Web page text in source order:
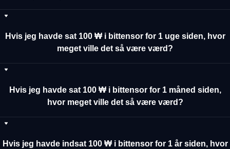
Hvis jeg havde sat 100 ₩ i bittensor for 1 uge siden, hvor
meget ville det så være værd?
Hvis jeg havde sat 100 ₩ i bittensor for 1 måned siden,
hvor meget ville det så være værd?
Hvis jeg havde indsat 100 ₩ i bittensor for 1 år siden, hvor